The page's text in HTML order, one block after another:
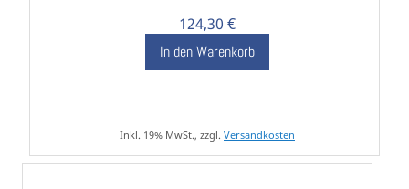
124,30 €
In den Warenkorb
Inkl. 19% MwSt., zzgl. Versandkosten